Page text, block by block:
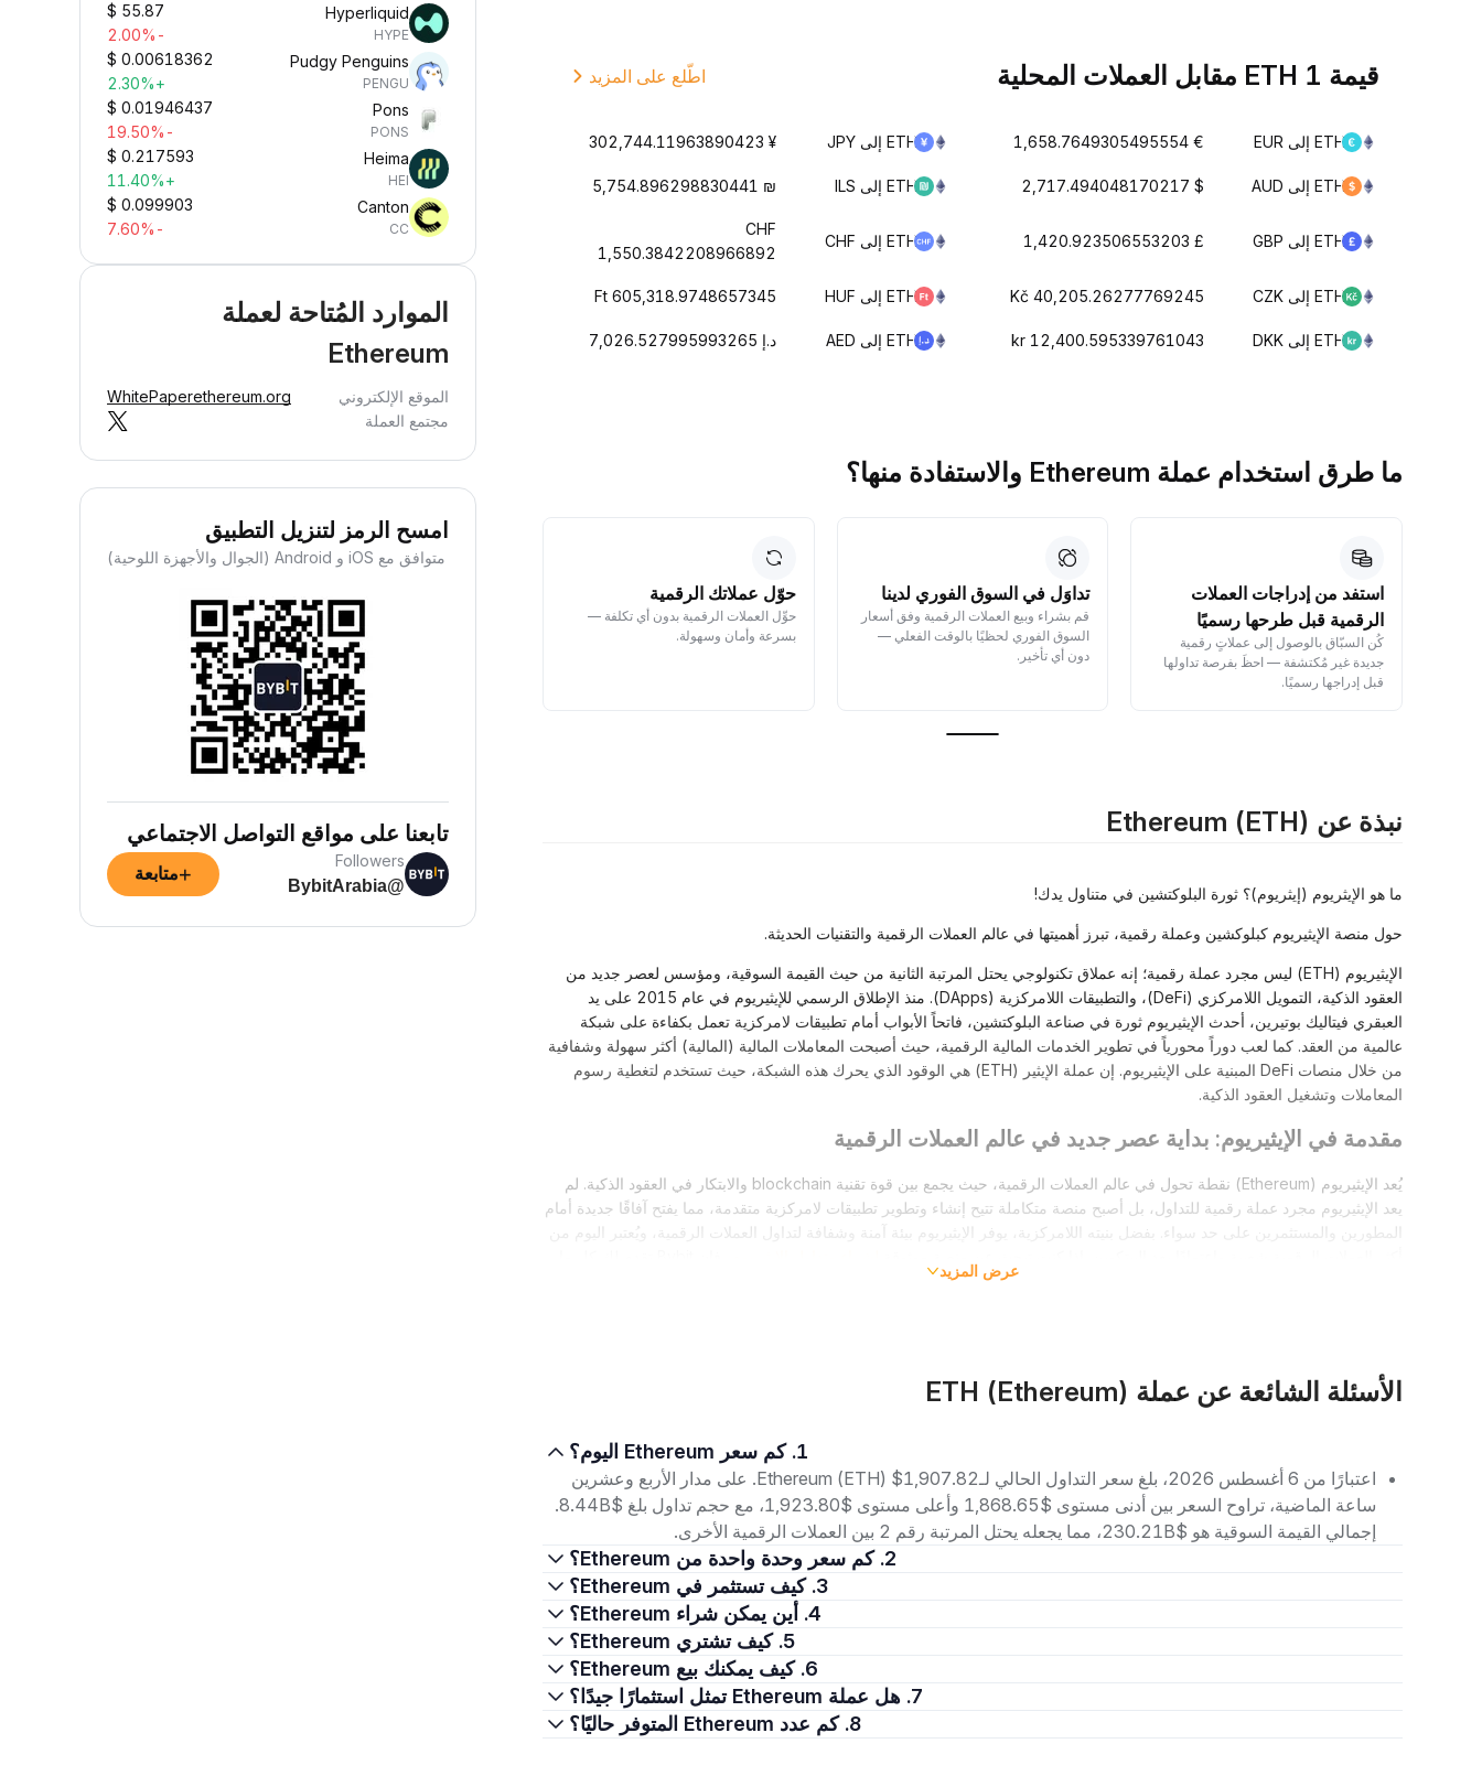
قيمة 1 ETH مقابل العملات المحلية اطّلع على المزيد
ETH إلى EUR € 1,658.7649305495554 ETH إلى JPY ¥ 302,744.11963890423
ETH إلى AUD $ 2,717.494048170217 ETH إلى ILS ₪ 5,754.896298830441
ETH إلى GBP £ 1,420.923506553203 ETH إلى CHF
CHF
1,550.3842208966892
ETH إلى CZK Kč 40,205.26277769245 ETH إلى HUF Ft 605,318.9748657345
ETH إلى DKK kr 12,400.595339761043 ETH إلى AED د.إ 7,026.527995993265
ما طرق استخدام عملة Ethereum والاستفادة منها؟
استفد من إدراجات العملات
الرقمية قبل طرحها رسميًا
كُن السبّاق بالوصول إلى عملاتٍ رقمية
جديدة غير مُكتشفة — احظَ بفرصة تداولها
قبل إدراجها رسميًا.
تداوَل في السوق الفوري لدينا
قم بشراء وبيع العملات الرقمية وفق أسعار
السوق الفوري لحظيًا بالوقت الفعلي —
دون أي تأخير.
حوّل عملاتك الرقمية
حوِّل العملات الرقمية بدون أي تكلفة —
بسرعة وأمان وسهولة.
مكافآتك ستصل إليك وأنت مرتاح البال —
ما عليك سوى إيداع أموالك، واسترح وراقب
نبذة عن Ethereum (ETH)
ما هو الإيثريوم (إيثريوم)؟ ثورة البلوكتشين في متناول يدك!
حول منصة الإيثيريوم كبلوكشين وعملة رقمية، تبرز أهميتها في عالم العملات الرقمية والتقنيات الحديثة.
الإيثيريوم (ETH) ليس مجرد عملة رقمية؛ إنه عملاق تكنولوجي يحتل المرتبة الثانية من حيث القيمة السوقية، ومؤسس لعصر جديد من
العقود الذكية، التمويل اللامركزي (DeFi)، والتطبيقات اللامركزية (DApps). منذ الإطلاق الرسمي للإيثيريوم في عام 2015 على يد
العبقري فيتاليك بوتيرين، أحدث الإيثيريوم ثورة في صناعة البلوكتشين، فاتحاً الأبواب أمام تطبيقات لامركزية تعمل بكفاءة على شبكة
عالمية من العقد. كما لعب دوراً محورياً في تطوير الخدمات المالية الرقمية، حيث أصبحت المعاملات المالية (المالية) أكثر سهولة وشفافية
من خلال منصات DeFi المبنية على الإيثيريوم. إن عملة الإيثير (ETH) هي الوقود الذي يحرك هذه الشبكة، حيث تستخدم لتغطية رسوم
المعاملات وتشغيل العقود الذكية.
مقدمة في الإيثيريوم: بداية عصر جديد في عالم العملات الرقمية
يُعد الإيثيريوم (Ethereum) نقطة تحول في عالم العملات الرقمية، حيث يجمع بين قوة تقنية blockchain والابتكار في العقود الذكية. لم
يعد الإيثيريوم مجرد عملة رقمية للتداول، بل أصبح منصة متكاملة تتيح إنشاء وتطوير تطبيقات لامركزية متقدمة، مما يفتح آفاقًا جديدة أمام
المطورين والمستثمرين على حد سواء. بفضل بنيته اللامركزية، يوفر الإيثيريوم بيئة آمنة وشفافة لتداول العملات الرقمية، ويُعتبر اليوم من
الذكية والتطبيقات اللامركزية. وفي عام 2022، شهد الإيثيريوم نقلة نوعية بانتقاله من نظام إثبات العمل إلى إثبات الحصة، مما عزز من
كفاءة الشبكة وأمانها، وجعلها أكثر صداقة للبيئة. هذا التطور المستمر جعل الإيثيريوم يحتل مكانة ريادية في عالم العملات الرقمية حتى
اليوم.
المنفعة الأساسية ونظام الإيثيريوم البيئي في سوق العملات الرقمية: عالم من الفرص
تكمن القيمة الحقيقية للإيثيريوم في قدرته الفائقة على دعم العقود الذكية، مما يمكن المطورين من بناء تطبيقات لامركزية (DApps) عبر
قطاعات متعددة مثل التمويل، الألعاب، وسلاسل التوريد. تعمل هذه التطبيقات بشكل مستقل تمامًا دون الحاجة إلى سلطة مركزية. ولا
يوفر الإيثيريوم بيئة آمنة وخالية من الثقة لإجراء المعاملات عبر تنفيذ العقود الذكية. وتضمن رسوم الغاز، المدفوعة بعملة ETH، كفاءة
عمليات الشبكة. كل معاملة واحدة (واحد) أو تفاعل مع عقد ذكي يتطلب رسوم غاز، مما يجعل ETH أصلاً حاسمًا في اقتصاد البلوكتشين.
عرض المزيد
الأسئلة الشائعة عن عملة ETH (Ethereum)
1. كم سعر Ethereum اليوم؟
اعتبارًا من 6 أغسطس 2026، بلغ سعر التداول الحالي لـEthereum (ETH) $1,907.82. على مدار الأربع وعشرين
ساعة الماضية، تراوح السعر بين أدنى مستوى $1,868.65 وأعلى مستوى $1,923.80، مع حجم تداول بلغ $8.44B.
إجمالي القيمة السوقية هو $230.21B، مما يجعله يحتل المرتبة رقم 2 بين العملات الرقمية الأخرى.
2. كم سعر وحدة واحدة من Ethereum؟
3. كيف تستثمر في Ethereum؟
4. أين يمكن شراء Ethereum؟
5. كيف تشتري Ethereum؟
6. كيف يمكنك بيع Ethereum؟
7. هل عملة Ethereum تمثل استثمارًا جيدًا؟
8. كم عدد Ethereum المتوفر حاليًا؟
Hyperliquid
HYPE
$ 55.87
-2.00%
Pudgy Penguins
PENGU
$ 0.00618362
+2.30%
Pons
PONS
$ 0.01946437
-19.50%
Heima
HEI
$ 0.217593
+11.40%
Canton
CC
$ 0.099903
-7.60%
الموارد المُتاحة لعملة
Ethereum
الموقع الإلكتروني ethereum.org
WhitePaper
مجتمع العملة
امسح الرمز لتنزيل التطبيق
متوافق مع iOS و Android (الجوال والأجهزة اللوحية)
تابعنا على مواقع التواصل الاجتماعي
Followers
@BybitArabia
+متابعة